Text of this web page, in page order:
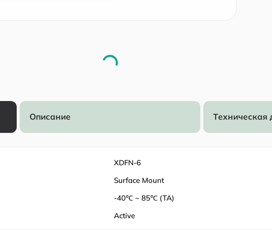
Описание Техническая
XDFN-6
Surface Mount
-40℃ ~ 85℃ (TA)
Active